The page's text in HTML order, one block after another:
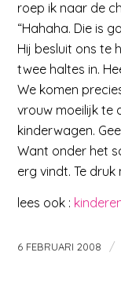
roep ik naar de
“Hahaha. Die is
Hij besluit ons te
twee haltes in.
We komen
vrouw moeilijk te
kinderwagen.
Want onder het
erg vindt. Te
lees ook :
6 FEBRUARI 2008 /